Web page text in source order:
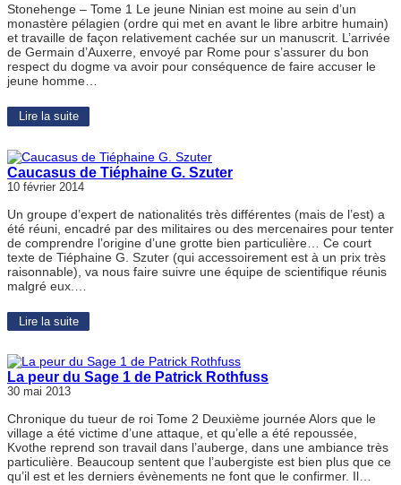
Stonehenge – Tome 1 Le jeune Ninian est moine au sein d’un
monastère pélagien (ordre qui met en avant le libre arbitre humain)
et travaille de façon relativement cachée sur un manuscrit. L’arrivée
de Germain d’Auxerre, envoyé par Rome pour s’assurer du bon
respect du dogme va avoir pour conséquence de faire accuser le
jeune homme…
Lire la suite
Caucasus de Tiéphaine G. Szuter
10 février 2014
Un groupe d’expert de nationalités très différentes (mais de l’est) a
été réuni, encadré par des militaires ou des mercenaires pour tenter
de comprendre l’origine d’une grotte bien particulière… Ce court
texte de Tiéphaine G. Szuter (qui accessoirement est à un prix très
raisonnable), va nous faire suivre une équipe de scientifique réunis
malgré eux.…
Lire la suite
La peur du Sage 1 de Patrick Rothfuss
30 mai 2013
Chronique du tueur de roi Tome 2 Deuxième journée Alors que le
village a été victime d’une attaque, et qu’elle a été repoussée,
Kvothe reprend son travail dans l’auberge, dans une ambiance très
particulière. Beaucoup sentent que l’aubergiste est bien plus que ce
qu’il est et les derniers évènements ne font que le confirmer. Il…